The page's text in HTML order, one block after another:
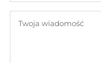
mail
wiadomość